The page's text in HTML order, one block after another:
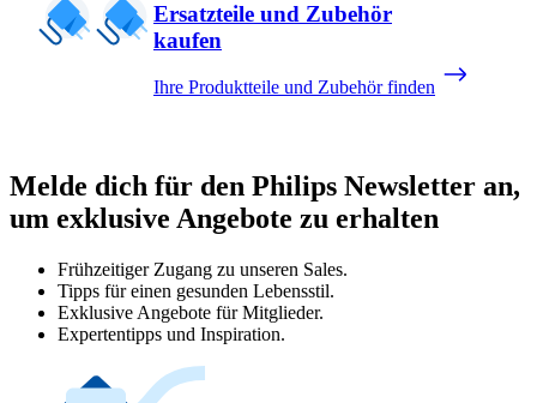
Ersatzteile und Zubehör
kaufen
Ihre Produktteile und Zubehör finden
Melde dich für den Philips Newsletter an,
um exklusive Angebote zu erhalten
Frühzeitiger Zugang zu unseren Sales.
Tipps für einen gesunden Lebensstil.
Exklusive Angebote für Mitglieder.
Expertentipps und Inspiration.